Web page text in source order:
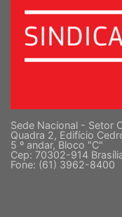
Sede Nacional - Setor
Quadra 2, Edifício
5 º andar, Bloco "C"
Cep: 70302-914
Fone: (61) 3962-8400